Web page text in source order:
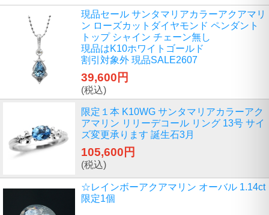
現品セール サンタマリアカラーアクアマリ
ン ローズカットダイヤモンド ペンダント
トップ シャイン チェーン無し
現品はK10ホワイトゴールド
割引対象外 現品SALE2607
39,600円
(税込)
限定１本 K10WG サンタマリアカラーアク
アマリン リリーデコール リング 13号 サイ
ズ変更承ります 誕生石3月
105,600円
(税込)
☆レインボーアクアマリン オーバル 1.14ct
限定1個